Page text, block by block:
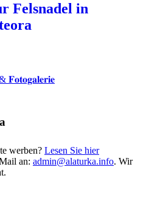
Felsnadel in
𝐅𝐨𝐭𝐨𝐠𝐚𝐥𝐞𝐫𝐢𝐞
werben? Lesen Sie hier
an: admin@alaturka.info. Wir